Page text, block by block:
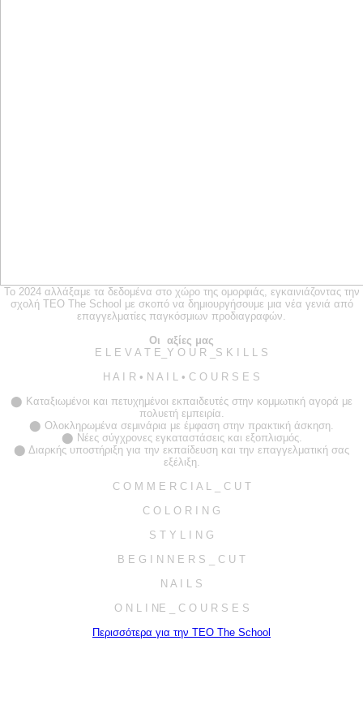
TEO THE SCHOOL
SHAPE YOUR FUTURE
Το 2024 αλλάξαμε τα δεδομένα στο χώρο της ομορφιάς, εγκαινιάζοντας την
σχολή TEO The School με σκοπό να δημιουργήσουμε μια νέα γενιά από
επαγγελματίες παγκόσμιων προδιαγραφών.
Οι αξίες μας
R E S P E C T • E X C E L L E N C E
E T H O S • P A S S I O N
E L E V A T E_Y O U R _S K I L L S
H A I R • N A I L • C O U R S E S
⬤ Καταξιωμένοι και πετυχημένοι εκπαιδευτές στην κομμωτική αγορά με
πολυετή εμπειρία.
⬤ Ολοκληρωμένα σεμινάρια με έμφαση στην πρακτική άσκηση.
⬤ Νέες σύγχρονες εγκαταστάσεις και εξοπλισμός.
⬤ Διαρκής υποστήριξη για την εκπαίδευση και την επαγγελματική σας
εξέλιξη.
C O M M E R C I A L _ C U T
C O L O R I N G
S T Y L I N G
B E G I N N E R S _ C U T
N A I L S
O N L I NE _ C O U R S E S
Περισσότερα για την TEO The School